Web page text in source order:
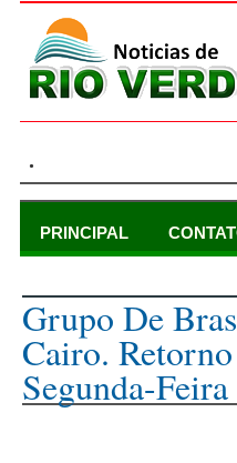
.
PRINCIPAL
Grupo De
Cairo.
Segunda-Feira